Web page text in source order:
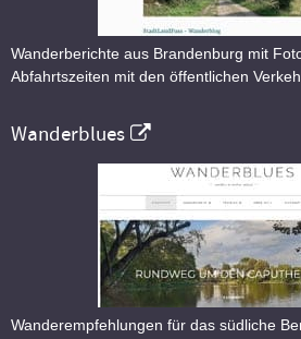
Wanderberichte aus Brandenburg mit
Abfahrtszeiten mit den öffentlichen
Wanderblues
Wanderempfehlungen für das südliche